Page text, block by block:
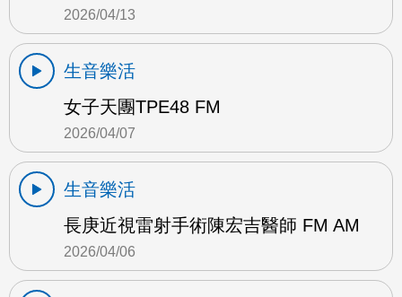
2026/04/13
生音樂活
女子天團TPE48 FM
2026/04/07
生音樂活
長庚近視雷射手術陳宏吉醫師 FM AM
2026/04/06